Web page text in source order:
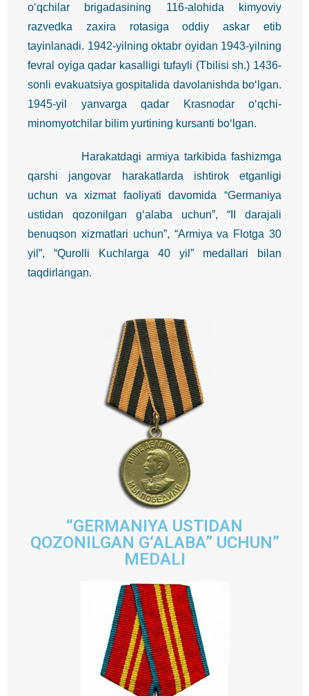
o‘qchilar brigadasining 116-alohida kimyoviy
razvedka zaxira rotasiga oddiy askar etib
tayinlanadi. 1942-yilning oktabr oyidan 1943-yilning
fevral oyiga qadar kasalligi tufayli (Tbilisi sh.) 1436-
sonli evakuatsiya gospitalida davolanishda bo‘lgan.
1945-yil yanvarga qadar Krasnodar o‘qchi-
minomyotchilar bilim yurtining kursanti bo‘lgan.
Harakatdagi armiya tarkibida fashizmga
qarshi jangovar harakatlarda ishtirok etganligi
uchun va xizmat faoliyati davomida “Germaniya
ustidan qozonilgan g‘alaba uchun”, “II darajali
benuqson xizmatlari uchun”, “Armiya va Flotga 30
yil”, “Qurolli Kuchlarga 40 yil” medallari bilan
taqdirlangan.
“GERMANIYA USTIDAN
QOZONILGAN G‘ALABA” UCHUN”
MEDALI